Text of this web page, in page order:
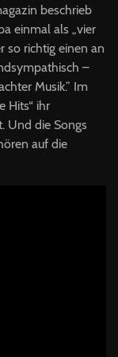
beschrieb
einmal als „vier
so richtig einen an
–
Musik.” Im
Hits“ ihr
Und die Songs
auf die